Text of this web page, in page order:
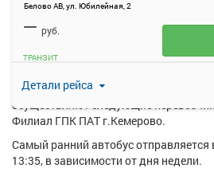
Белово АВ, ул. Юбилейная, 2
Детали рейса
— руб.
ТРАНЗИТ
На данной странице вы можете
купить билет онлайн на автобус
Ежедневно по маршруту Белово -
курсирует в среднем 2 рейса.
Перевозку пассажиров по данному
осуществляют следующие
Филиал ГПК ПАТ г.Кемерово.
Самый ранний автобус
13:35, в зависимости от дня недели.